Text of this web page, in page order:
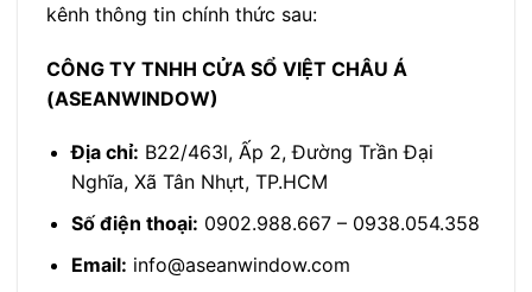
kênh thông tin chính thức sau:
CÔNG TY TNHH CỬA SỔ VIỆT CHÂU Á
(ASEANWINDOW)
Địa chỉ: B22/463l, Ấp 2, Đường Trần Đại
Nghĩa, Xã Tân Nhựt, TP.HCM
Số điện thoại: 0902.988.667 – 0938.054.358
Email: info@aseanwindow.com